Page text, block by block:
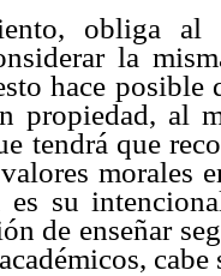
obliga
la
hace posible
propiedad, al
tendrá que
morales
es su
de enseñar
cabe